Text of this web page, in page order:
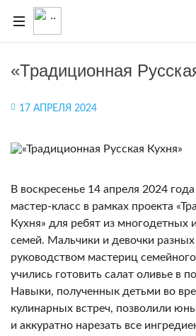
«Традиционная
17 АПРЕЛЯ 2024
В воскресенье 14 апреля 2024
мастер-класс в рамках проекта
Кухня» для ребят из многодетных
семей. Мальчики и девочки разных
руководством мастериц
учились готовить салат оливье в
Навыки, полученнык детьми во
кулинарных встреч, позволили
и аккуратно нарезать все